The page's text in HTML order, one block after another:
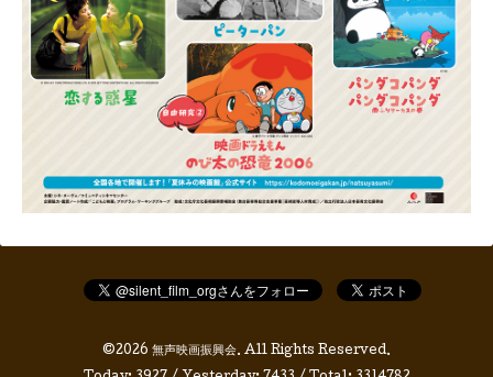
©2026 無声映画振興会. All Rights Reserved.